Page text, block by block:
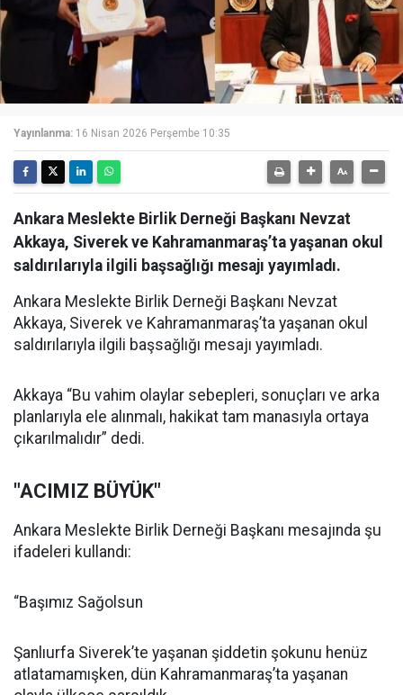
Yayınlanma: 16 Nisan 2026 Perşembe 10:35
Ankara Meslekte Birlik Derneği Başkanı Nevzat
Akkaya, Siverek ve Kahramanmaraş’ta yaşanan okul
saldırılarıyla ilgili başsağlığı mesajı yayımladı.
Ankara Meslekte Birlik Derneği Başkanı Nevzat
Akkaya, Siverek ve Kahramanmaraş’ta yaşanan okul
saldırılarıyla ilgili başsağlığı mesajı yayımladı.
Akkaya “Bu vahim olaylar sebepleri, sonuçları ve arka
planlarıyla ele alınmalı, hakikat tam manasıyla ortaya
çıkarılmalıdır” dedi.
"ACIMIZ BÜYÜK"
Ankara Meslekte Birlik Derneği Başkanı mesajında şu
ifadeleri kullandı:
“Başımız Sağolsun
Şanlıurfa Siverek’te yaşanan şiddetin şokunu henüz
atlatamamışken, dün Kahramanmaraş’ta yaşanan